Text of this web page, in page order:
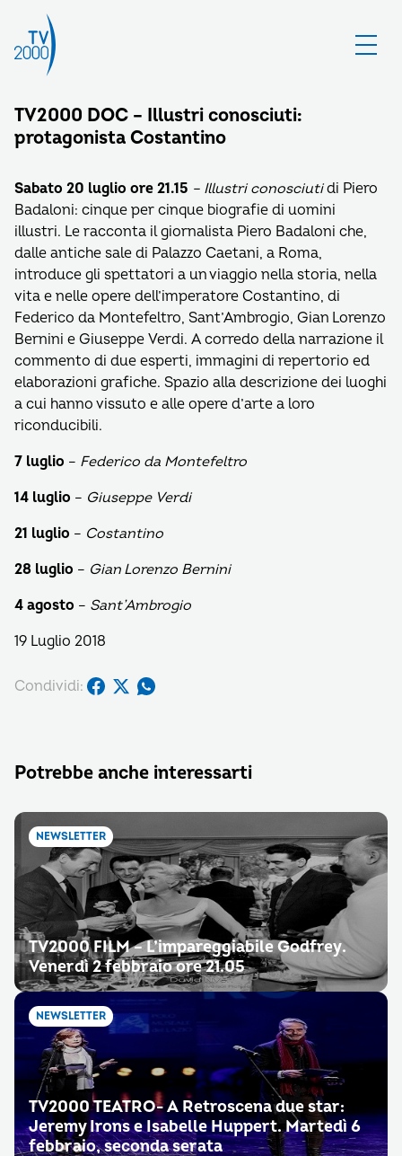
TV2000 DOC – Illustri conosciuti:
protagonista Costantino
Sabato 20 luglio ore 21.15 – Illustri conosciutidi Piero
Badaloni: cinque per cinque biografie di uomini
illustri. Le racconta il giornalista Piero Badaloni che,
dalle antiche sale di Palazzo Caetani, a Roma,
introduce gli spettatori a un viaggio nella storia, nella
vita e nelle opere dell’imperatore Costantino, di
Federico da Montefeltro, Sant’Ambrogio, Gian Lorenzo
Bernini e Giuseppe Verdi. A corredo della narrazione il
commento di due esperti, immagini di repertorio ed
elaborazioni grafiche. Spazio alla descrizione dei luoghi
a cui hanno vissuto e alle opere d’arte a loro
riconducibili.
7 luglio – Federico da Montefeltro
14 luglio – Giuseppe Verdi
21 luglio – Costantino
28 luglio – Gian Lorenzo Bernini
4 agosto – Sant’Ambrogio
19 Luglio 2018
Condividi:
Potrebbe anche interessarti
NEWSLETTER
TV2000 FILM – L’impareggiabile Godfrey.
Venerdì 2 febbraio ore 21.05
NEWSLETTER
TV2000 TEATRO- A Retroscena due star:
Jeremy Irons e Isabelle Huppert. Martedì 6
febbraio, seconda serata